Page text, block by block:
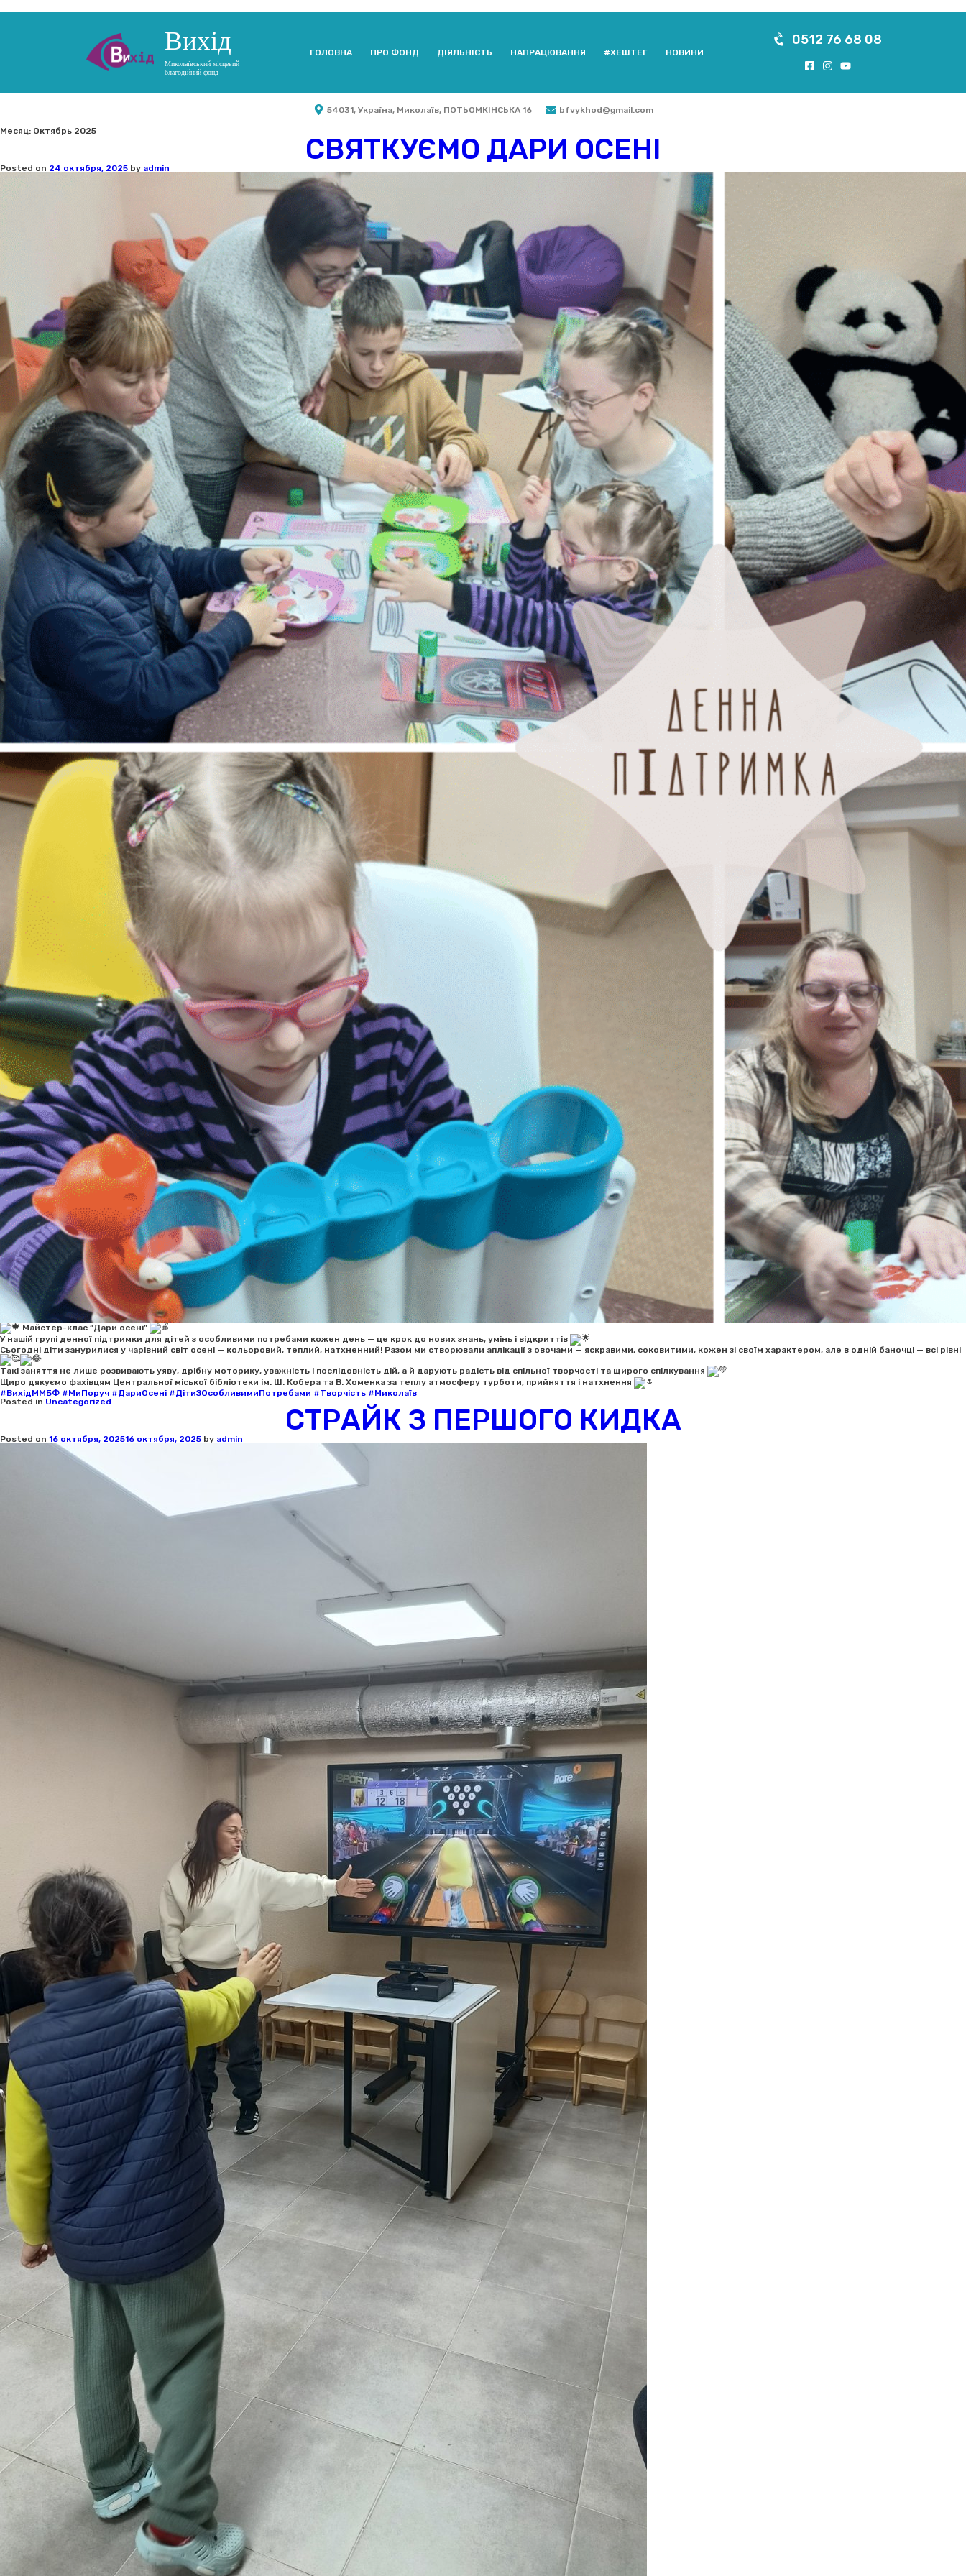
Вихід
Миколаївський місцевий
благодійний фонд
ГОЛОВНА ПРО ФОНД ДІЯЛЬНІСТЬ НАПРАЦЮВАННЯ #ХЕШТЕГ НОВИНИ
0512 76 68 08
54031, Україна, Миколаїв, ПОТЬОМКІНСЬКА 16 bfvykhod@gmail.com
Месяц: Октябрь 2025
СВЯТКУЄМО ДАРИ ОСЕНІ
Posted on 24 октября, 2025 by admin
Майстер-клас “Дари осені”
У нашій групі денної підтримки для дітей з особливими потребами кожен день — це крок до нових знань, умінь і відкриттів
Сьогодні діти занурилися у чарівний світ осені — кольоровий, теплий, натхненний! Разом ми створювали аплікації з овочами — яскравими, соковитими, кожен зі своїм характером, але в одній баночці — всі рівні
Такі заняття не лише розвивають уяву, дрібну моторику, уважність і послідовність дій, а й дарують радість від спільної творчості та щирого спілкування
Щиро дякуємо фахівцям Центральної міської бібліотеки ім. Ш. Кобера та В. Хоменка за теплу атмосферу турботи, прийняття і натхнення
#ВихідММБФ #МиПоруч #ДариОсені #ДітиЗОсобливимиПотребами #Творчість #Миколаїв
Posted in Uncategorized
СТРАЙК З ПЕРШОГО КИДКА
Posted on 16 октября, 202516 октября, 2025 by admin